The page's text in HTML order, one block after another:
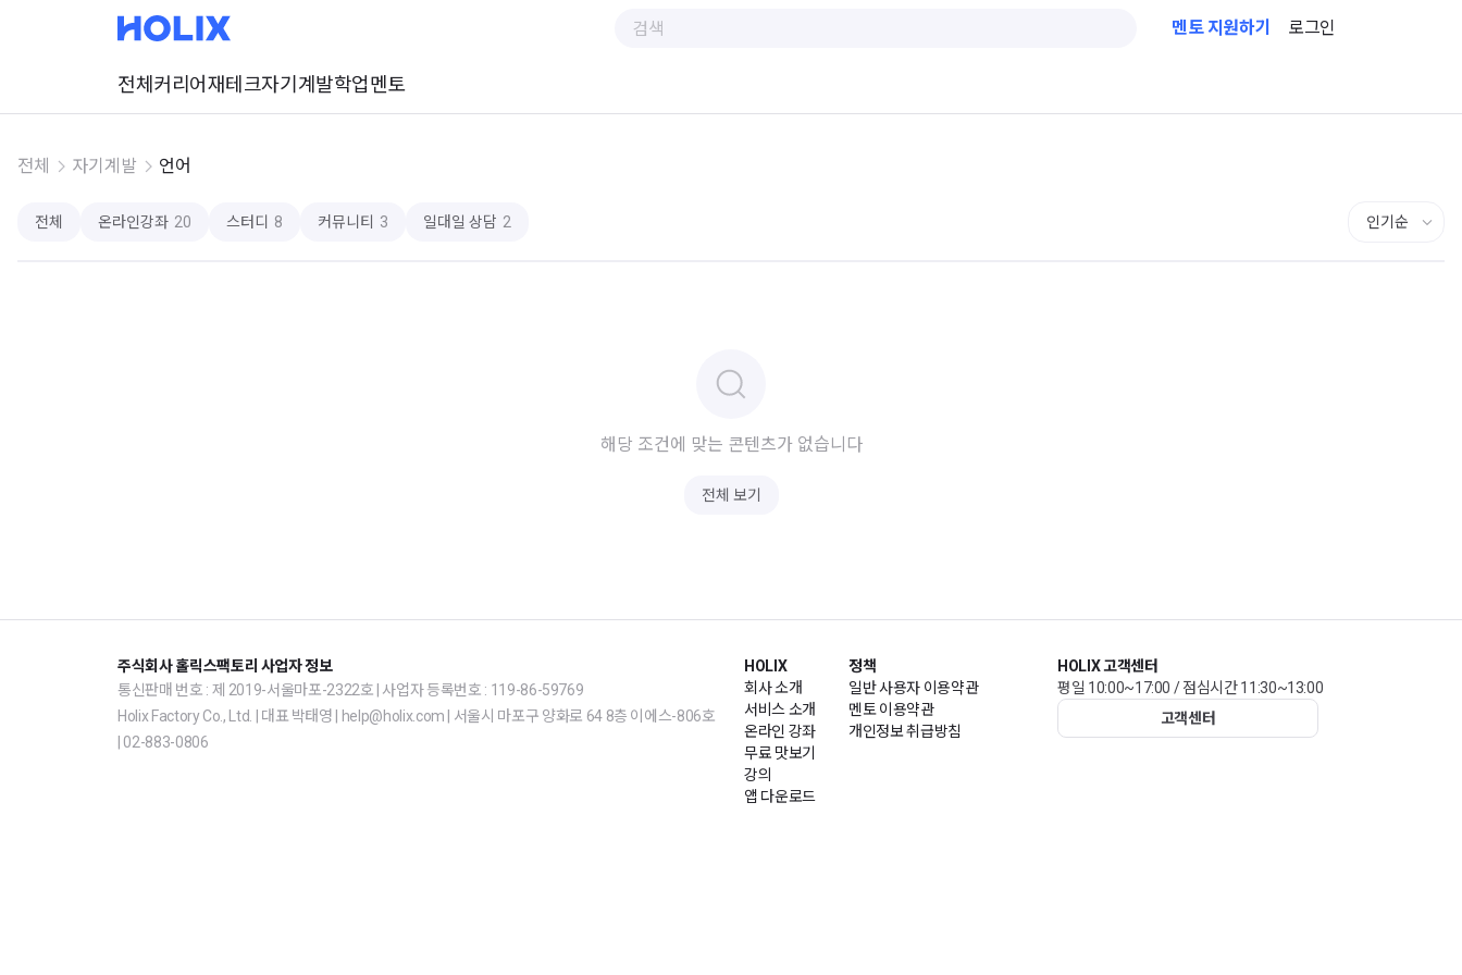
멘토 지원하기 로그인
전체 커리어재테크자기계발학업멘토
전체 자기계발 언어
전체 온라인강좌 20 스터디 8 커뮤니티 3 일대일 상담 2
해당 조건에 맞는 콘텐츠가 없습니다
전체 보기
HOLIX
회사 소개
서비스 소개
온라인 강좌
무료 맛보기
강의
앱 다운로드
정책
일반 사용자 이용약관
멘토 이용약관
개인정보 취급방침
HOLIX 고객센터
평일 10:00~17:00 / 점심시간 11:30~13:00
고객센터
주식회사 홀릭스팩토리 사업자 정보
통신판매 번호 : 제 2019-서울마포-2322호 | 사업자 등록번호 : 119-86-59769
Holix Factory Co., Ltd. | 대표 박태영 | help@holix.com | 서울시 마포구 양화로 64 8층 이에스-806호
| 02-883-0806